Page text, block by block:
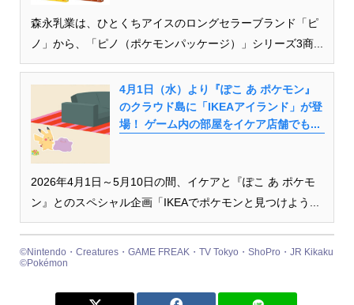
森永乳業は、ひとくちアイスのロングセラーブランド「ピ
ノ」から、「ピノ（ポケモンパッケージ）」シリーズ3商...
4月1日（水）より『ぽこ あ ポケモン』
のクラウド島に「IKEAアイランド」が登
場！ ゲーム内の部屋をイケア店舗でも...
2026年4月1日～5月10日の間、イケアと『ぽこ あ ポケモ
ン』とのスペシャル企画「IKEAでポケモンと見つけよう...
©Nintendo・Creatures・GAME FREAK・TV Tokyo・ShoPro・JR Kikaku
©Pokémon